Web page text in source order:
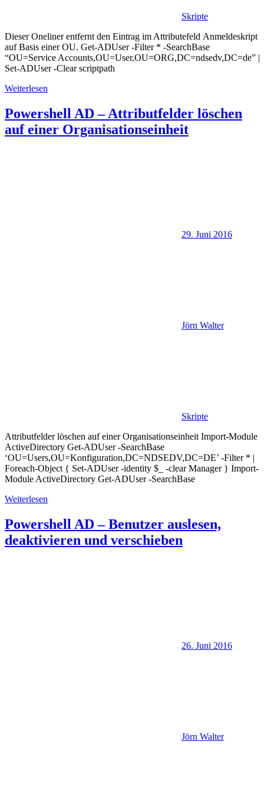
Skripte
Dieser Oneliner entfernt den Eintrag im Attributefeld Anmeldeskript
auf Basis einer OU. Get-ADUser -Filter * -SearchBase
“OU=Service Accounts,OU=User,OU=ORG,DC=ndsedv,DC=de” |
Set-ADUser -Clear scriptpath
Weiterlesen
Powershell AD – Attributfelder löschen
auf einer Organisationseinheit
29. Juni 2016
Jörn Walter
Skripte
Attributfelder löschen auf einer Organisationseinheit Import-Module
ActiveDirectory Get-ADUser -SearchBase
‘OU=Users,OU=Konfiguration,DC=NDSEDV,DC=DE’ -Filter * |
Foreach-Object { Set-ADUser -identity $_ -clear Manager } Import-
Module ActiveDirectory Get-ADUser -SearchBase
Weiterlesen
Powershell AD – Benutzer auslesen,
deaktivieren und verschieben
26. Juni 2016
Jörn Walter